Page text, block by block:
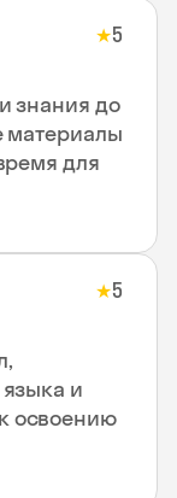
★5
знания до
материалы
для
★5
и
освоению